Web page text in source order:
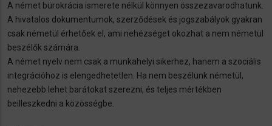
A német bürokrácia ismerete nélkül könnyen összezavarodhatunk.
A hivatalos dokumentumok, szerződések és jogszabályok gyakran
csak németül érhetőek el, ami nehézséget okozhat a nem németül
beszélők számára.
A német nyelv nem csak a munkahelyi sikerhez, hanem a szociális
integrációhoz is elengedhetetlen. Ha nem beszélünk németül,
nehezebb lehet barátokat szerezni, és teljes mértékben
beilleszkedni a közösségbe.